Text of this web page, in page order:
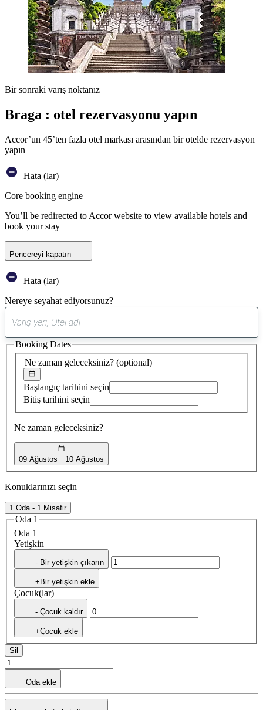
Bir sonraki varış noktanız
Braga : otel rezervasyonu yapın
Accor’un 45’ten fazla otel markası arasından bir otelde rezervasyon
yapın
Hata (lar)
Core booking engine
You’ll be redirected to Accor website to view available hotels and
book your stay
Pencereyi kapatın
Hata (lar)
Nereye seyahat ediyorsunuz?
öneri
bulundu
Ne zaman geleceksiniz? (optional)
Başlangıç tarihini seçin
Bitiş tarihini seçin
Ne zaman geleceksiniz?
09 Ağustos 10 Ağustos
Booking Dates
Konuklarınızı seçin
1 Oda - 1 Misafir
Oda 1
Oda 1
Yetişkin
- Bir yetişkin çıkarın
+Bir yetişkin ekle
Çocuk(lar)
- Çocuk kaldır
+Çocuk ekle
Sil
Oda ekle